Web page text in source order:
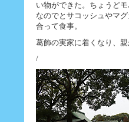
い物ができた。ちょうど
なのでとサコッシュやマ
合って食事。
葛飾の実家に着くなり、
/